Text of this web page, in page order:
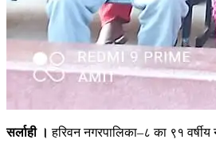
सर्लाही ।हरिवन नगरपालिका–८ का ९१